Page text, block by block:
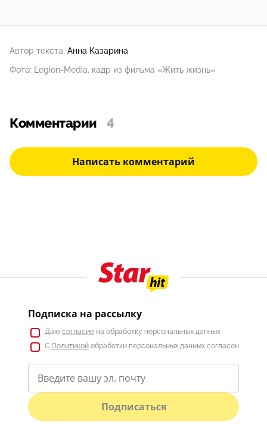
Автор текста: Анна Казарина
Фото: Legion-Media, кадр из фильма «Жить жизнь»
Комментарии 4
Написать комментарий
Подписка на рассылку
Даю согласие на обработку персональных данных
С Политикой обработки персональных данных согласен
Подписаться